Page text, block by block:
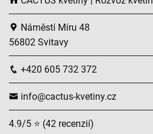
Náměstí Míru 48
56802 Svitavy
+420 605 732 372
info@cactus-kvetiny.cz
4.9/5 ⭐ (42 recenzií)